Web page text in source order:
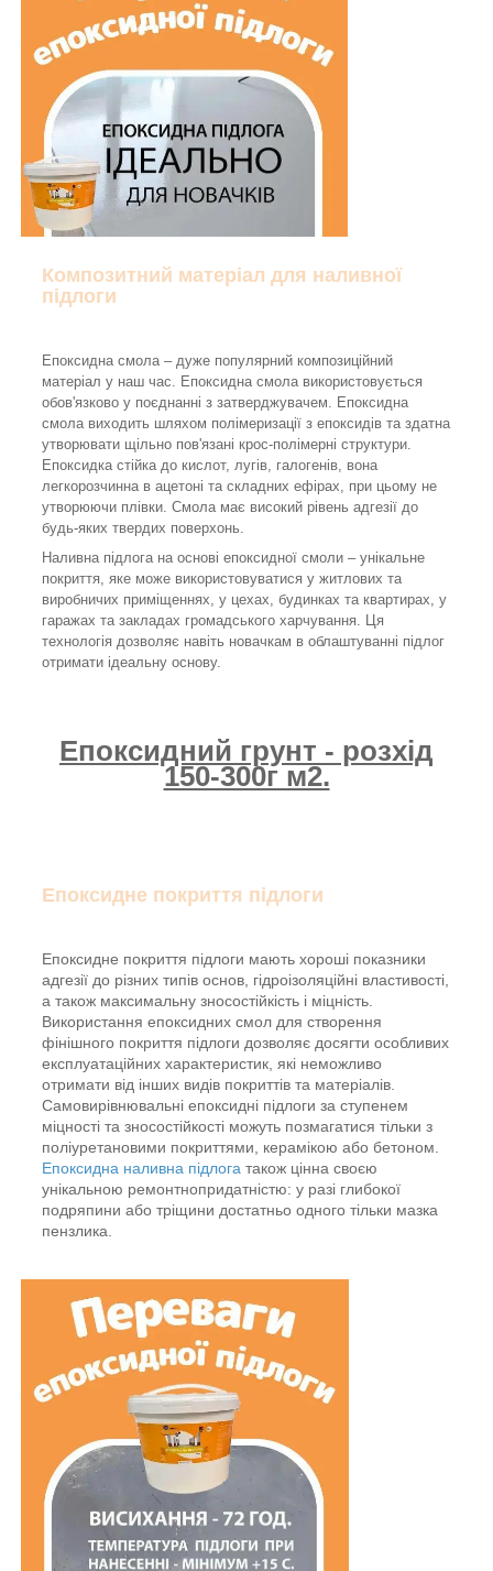
Композитний матеріал для наливної
підлоги
Епоксидна смола – дуже популярний композиційний
матеріал у наш час. Епоксидна смола використовується
обов'язково у поєднанні з затверджувачем. Епоксидна
смола виходить шляхом полімеризації з епоксидів та здатна
утворювати щільно пов'язані крос-полімерні структури.
Епоксидка стійка до кислот, лугів, галогенів, вона
легкорозчинна в ацетоні та складних ефірах, при цьому не
утворюючи плівки. Смола має високий рівень адгезії до
будь-яких твердих поверхонь.
Наливна підлога на основі епоксидної смоли – унікальне
покриття, яке може використовуватися у житлових та
виробничих приміщеннях, у цехах, будинках та квартирах, у
гаражах та закладах громадського харчування. Ця
технологія дозволяє навіть новачкам в облаштуванні підлог
отримати ідеальну основу.
Епоксидний грунт - розхід
150-300г м2.
Епоксидне покриття підлоги
Епоксидне покриття підлоги мають хороші показники
адгезії до різних типів основ, гідроізоляційні властивості,
а також максимальну зносостійкість і міцність.
Використання епоксидних смол для створення
фінішного покриття підлоги дозволяє досягти особливих
експлуатаційних характеристик, які неможливо
отримати від інших видів покриттів та матеріалів.
Самовирівнювальні епоксидні підлоги за ступенем
міцності та зносостійкості можуть позмагатися тільки з
поліуретановими покриттями, керамікою або бетоном.
Епоксидна наливна підлога також цінна своєю
унікальною ремонтнопридатністю: у разі глибокої
подряпини або тріщини достатньо одного тільки мазка
пензлика.